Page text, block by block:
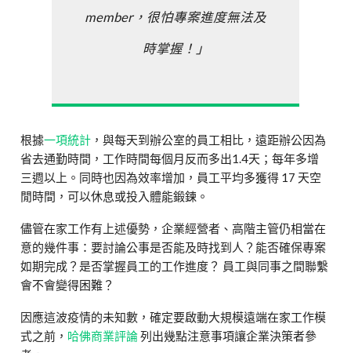
member，很怕專案進度無法及
時掌握！」
根據一項統計 ，與每天到辦公室的員工相比，遠距辦公因為
省去通勤時間，工作時間每個月反而多出1.4天；每年多增
三週以上。同時也因為效率增加，員工平均多獲得 17 天空
閒時間，可以休息或投入體能鍛鍊。
儘管在家工作有上述優勢，企業經營者、高階主管仍相當在
意的幾件事：要討論公事是否能及時找到人？能否確保專案
如期完成？是否掌握員工的工作進度？ 員工與同事之間聯繫
會不會變得困難？
因應這波疫情的未知數，確定要啟動大規模遠端在家工作模
式之前， 哈佛商業評論列出幾點注意事項讓企業決策者參